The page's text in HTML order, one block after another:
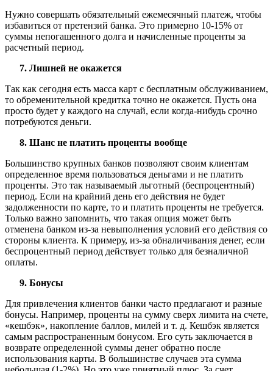
Нужно совершать обязательный ежемесячный платеж, чтобы
избавиться от претензий банка. Это примерно 10-15% от
суммы непогашенного долга и начисленные проценты за
расчетный период.
Лишней не окажется
Так как сегодня есть масса карт с бесплатным обслуживанием,
то обременительной кредитка точно не окажется. Пусть она
просто будет у каждого на случай, если когда-нибудь срочно
потребуются деньги.
Шанс не платить проценты вообще
Большинство крупных банков позволяют своим клиентам
определенное время пользоваться деньгами и не платить
проценты. Это так называемый льготный (беспроцентный)
период. Если на крайний день его действия не будет
задолженности по карте, то и платить проценты не требуется.
Только важно запомнить, что такая опция может быть
отменена банком из-за невыполнения условий его действия со
стороны клиента. К примеру, из-за обналичивания денег, если
беспроцентный период действует только для безналичной
оплаты.
Бонусы
Для привлечения клиентов банки часто предлагают и разные
бонусы. Например, проценты на сумму сверх лимита на счете,
«кешбэк», накопление баллов, милей и т. д. Кешбэк является
самым распространенным бонусом. Его суть заключается в
возврате определенной суммы денег обратно после
использования карты. В большинстве случаев эта сумма